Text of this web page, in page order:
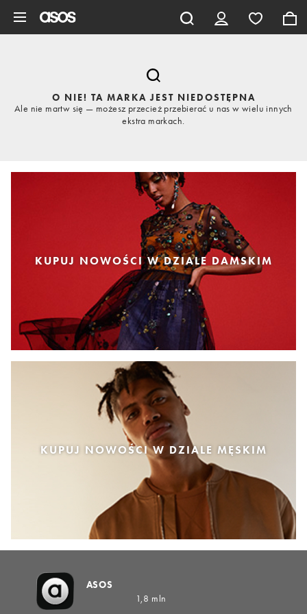
O NIE! TA MARKA JEST NIEDOSTĘPNA
Ale nie martw się — możesz przecież przebierać u nas w wielu innych
ekstra markach.
KUPUJ NOWOŚCI W DZIALE DAMSKIM
KUPUJ NOWOŚCI W DZIALE MĘSKIM
ASOS
1,8 mln